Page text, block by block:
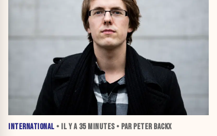
INTERNATIONAL • IL Y A 35 MINUTES• PAR PETER BACKX